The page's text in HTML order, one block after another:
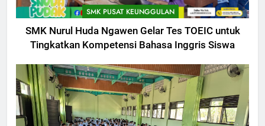
SMK PUSAT KEUNGGULAN
SMK Nurul Huda Ngawen Gelar Tes TOEIC untuk
Tingkatkan Kompetensi Bahasa Inggris Siswa